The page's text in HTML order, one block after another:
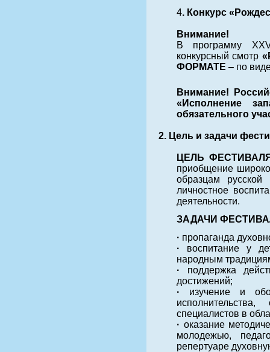
4. Конкурс
Внимание!
В программу
конкурсный смотр
ФОРМАТЕ – по
Внимание!
«Исполнение
обязательного
2. Цель и задачи
ЦЕЛЬ
приобщение
образцам русской
личностное
деятельности.
ЗАДАЧИ
· пропаганда
· воспитание у
народным
· поддержка
достижений;
· изучение и
специалистов в
· оказание
молодежью,
репертуаре